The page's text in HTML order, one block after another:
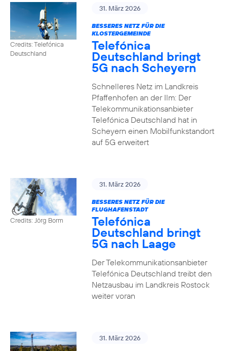
Credits: Telefónica
Deutschland
31. März 2026
BESSERES NETZ FÜR DIE
KLOSTERGEMEINDE
Telefónica
Deutschland bringt
5G nach Scheyern
Schnelleres Netz im Landkreis
Pfaffenhofen an der Ilm: Der
Telekommunikationsanbieter
Telefónica Deutschland hat in
Scheyern einen Mobilfunkstandort
auf 5G erweitert
Credits: Jörg Borm
31. März 2026
BESSERES NETZ FÜR DIE
FLUGHAFENSTADT
Telefónica
Deutschland bringt
5G nach Laage
Der Telekommunikationsanbieter
Telefónica Deutschland treibt den
Netzausbau im Landkreis Rostock
weiter voran
31. März 2026